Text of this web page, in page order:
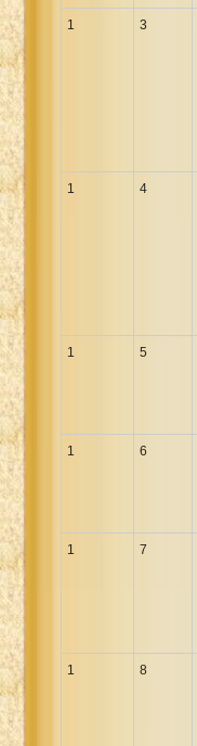
Ukrainian 1871 NT
1 3
1 4
1 5
1 6
1 7
1 8